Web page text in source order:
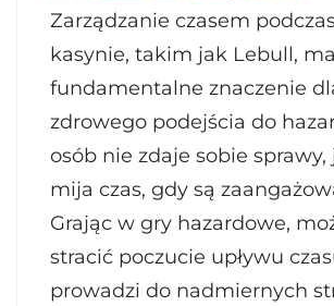
Zarządzanie czasem
kasynie, takim jak Lebull, ma
fundamentalne znaczenie
zdrowego podejścia do
osób nie zdaje sobie sprawy,
mija czas, gdy są
Grając w gry hazardowe,
stracić poczucie upływu
prowadzi do nadmiernych